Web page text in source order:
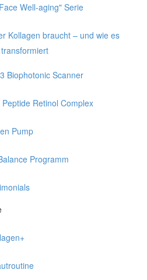
Well-aging" Serie
Kollagen braucht – und wie es
Biophotonic Scanner
Retinol Complex
Pump
Programm